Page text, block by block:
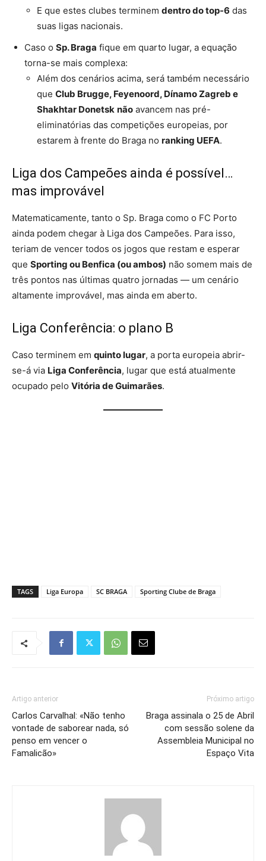
E que estes clubes terminem dentro do top-6 das
suas ligas nacionais.
Caso o Sp. Braga fique em quarto lugar, a equação
torna-se mais complexa:
Além dos cenários acima, será também necessário
que Club Brugge, Feyenoord, Dínamo Zagreb e
Shakhtar Donetsk não avancem nas pré-
eliminatórias das competições europeias, por
estarem à frente do Braga no ranking UEFA.
Liga dos Campeões ainda é possível…
mas improvável
Matematicamente, tanto o Sp. Braga como o FC Porto
ainda podem chegar à Liga dos Campeões. Para isso,
teriam de vencer todos os jogos que restam e esperar
que Sporting ou Benfica (ou ambos) não somem mais de
três pontos nas últimas quatro jornadas — um cenário
altamente improvável, mas ainda em aberto.
Liga Conferência: o plano B
Caso terminem em quinto lugar, a porta europeia abrir-
se-á via Liga Conferência, lugar que está atualmente
ocupado pelo Vitória de Guimarães.
TAGS Liga Europa SC BRAGA Sporting Clube de Braga
Artigo anterior
Carlos Carvalhal: «Não tenho
vontade de saborear nada, só
penso em vencer o
Famalicão»
Próximo artigo
Braga assinala o 25 de Abril
com sessão solene da
Assembleia Municipal no
Espaço Vita